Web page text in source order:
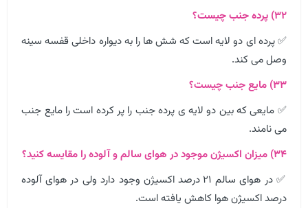
۳۲) پرده جنب چیست؟
✅ پرده ای دو لایه است که شش ها را به دیواره داخلی قفسه سینه
وصل می کند.
۳۳) مایع جنب چیست؟
✅ مایعی که بین دو لایه ی پرده جنب را پر کرده است را مایع جنب
می نامند.
۳۴) میزان اکسیژن موجود در هوای سالم و آلوده را مقایسه کنید؟
✅ در هوای سالم ۲۱ درصد اکسیژن وجود دارد ولی در هوای آلوده
درصد اکسیژن هوا کاهش یافته است.